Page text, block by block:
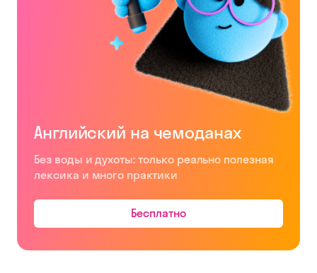
Английский на чемоданах
Без воды и духоты: только реально полезная
лексика и много практики
Бесплатно